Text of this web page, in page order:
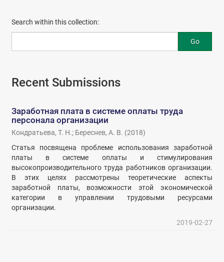
Search within this collection:
Go
Recent Submissions
Заработная плата в системе оплаты труда
персонала организации
Кондратьева, Т. Н.; Береснев, А. В. (2018)
Статья посвящена проблеме использования заработной
платы в системе оплаты и стимулирования
высокопроизводительного труда работников организации.
В этих целях рассмотрены теоретические аспекты
заработной платы, возможности этой экономической
категории в управлении трудовыми ресурсами
организации.
2019-02-27